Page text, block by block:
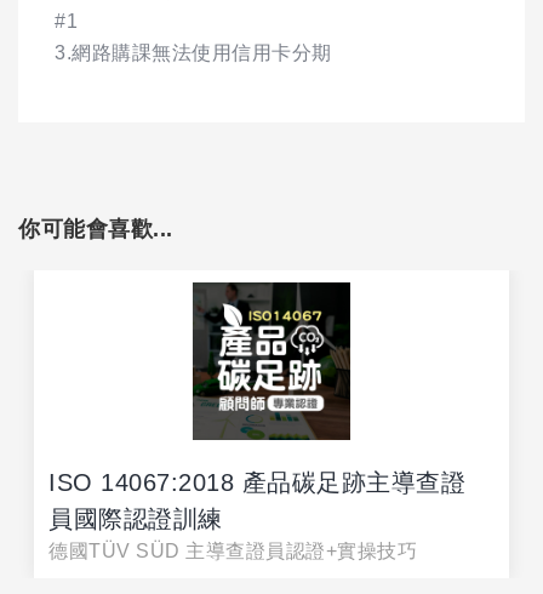
#1
3.網路購課無法使用信用卡分期
你可能會喜歡...
ISO 14067:2018 產品碳足跡主導查證
員國際認證訓練
德國TÜV SÜD 主導查證員認證+實操技巧